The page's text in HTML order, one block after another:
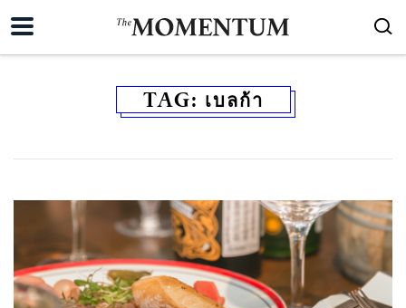
TAG: เบลก้า